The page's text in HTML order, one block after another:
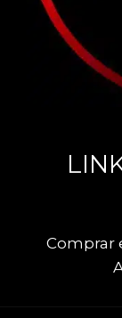
Comprar